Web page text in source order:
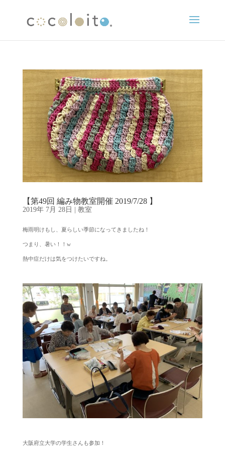
【第49回 編み物教室開催 2019/7/28 】
2019年 7月 28日 教室
梅雨明けもし、夏らしい季節になってきましたね！
つまり、暑い！！w
熱中症だけは気をつけたいですね。
大阪府立大学の学生さんも参加！